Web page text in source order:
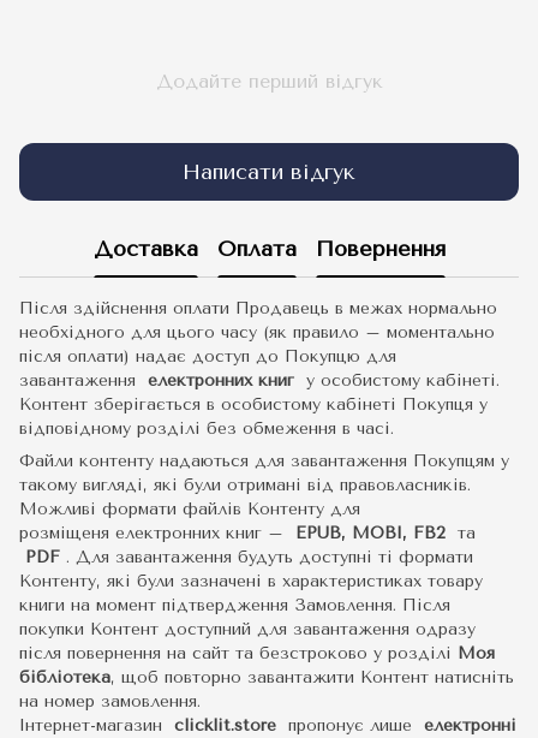
Додайте перший відгук
Написати відгук
Доставка Оплата Повернення
Після здійснення оплати Продавець в межах нормально
необхідного для цього часу (як правило – моментально
після оплати) надає доступ до Покупцю для
завантаження електронних книг у особистому кабінеті.
Контент зберігається в особистому кабінеті Покупця у
відповідному розділі без обмеження в часі.
Файли контенту надаються для завантаження Покупцям у
такому вигляді, які були отримані від правовласників.
Можливі формати файлів Контенту для
розміщеня електронних книг –
EPUB, MOBI, FB2 та
PDF . Для завантаження будуть доступні ті формати
Контенту, які були зазначені в характеристиках товару
книги на момент підтвердження Замовлення. Після
покупки Контент доступний для завантаження одразу
після повернення на сайт та безстроково у розділі Моя
бібліотека, щоб повторно завантажити Контент натисніть
на номер замовлення.
Інтернет-магазин clicklit.store пропонує лише електронні